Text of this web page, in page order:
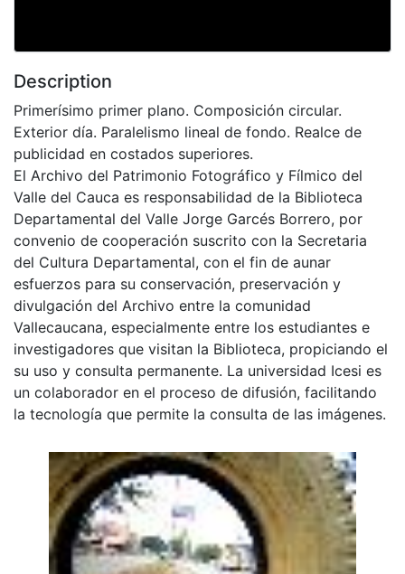
Description
Primerísimo primer plano. Composición circular.
Exterior día. Paralelismo lineal de fondo. Realce de
publicidad en costados superiores.
El Archivo del Patrimonio Fotográfico y Fílmico del
Valle del Cauca es responsabilidad de la Biblioteca
Departamental del Valle Jorge Garcés Borrero, por
convenio de cooperación suscrito con la Secretaria
del Cultura Departamental, con el fin de aunar
esfuerzos para su conservación, preservación y
divulgación del Archivo entre la comunidad
Vallecaucana, especialmente entre los estudiantes e
investigadores que visitan la Biblioteca, propiciando el
su uso y consulta permanente. La universidad Icesi es
un colaborador en el proceso de difusión, facilitando
la tecnología que permite la consulta de las imágenes.